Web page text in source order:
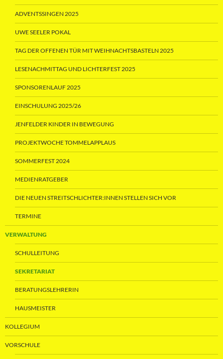
ADVENTSSINGEN 2025
UWE SEELER POKAL
TAG DER OFFENEN TÜR MIT WEIHNACHTSBASTELN 2025
LESENACHMITTAG UND LICHTERFEST 2025
SPONSORENLAUF 2025
EINSCHULUNG 2025/26
JENFELDER KINDER IN BEWEGUNG
PROJEKTWOCHE TOMMELAPPLAUS
SOMMERFEST 2024
MEDIENRATGEBER
DIE NEUEN STREITSCHLICHTER:INNEN STELLEN SICH VOR
TERMINE
VERWALTUNG
SCHULLEITUNG
SEKRETARIAT
BERATUNGSLEHRERIN
HAUSMEISTER
KOLLEGIUM
VORSCHULE